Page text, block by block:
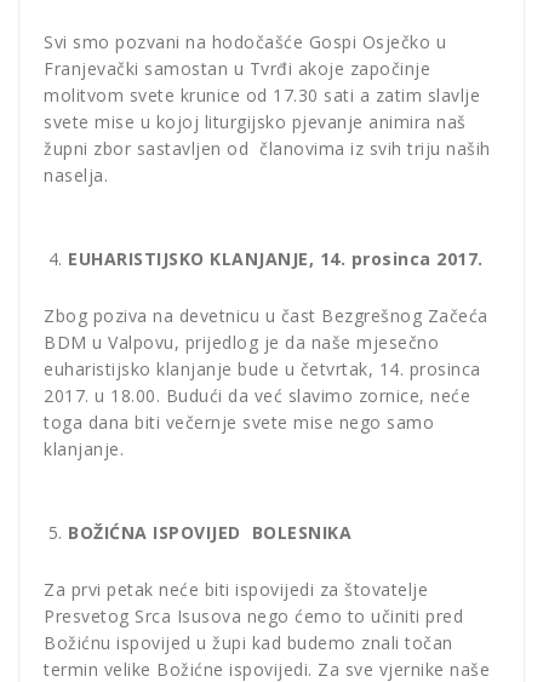
Svi smo pozvani na hodočašće Gospi Osječko u
Franjevački samostan u Tvrđi akoje započinje
molitvom svete krunice od 17.30 sati a zatim slavlje
svete mise u kojoj liturgijsko pjevanje animira naš
župni zbor sastavljen od članovima iz svih triju naših
naselja.
EUHARISTIJSKO KLANJANJE, 14. prosinca 2017.
Zbog poziva na devetnicu u čast Bezgrešnog Začeća
BDM u Valpovu, prijedlog je da naše mjesečno
euharistijsko klanjanje bude u četvrtak, 14. prosinca
2017. u 18.00. Budući da već slavimo zornice, neće
toga dana biti večernje svete mise nego samo
klanjanje.
BOŽIĆNA ISPOVIJED BOLESNIKA
Za prvi petak neće biti ispovijedi za štovatelje
Presvetog Srca Isusova nego ćemo to učiniti pred
Božićnu ispovijed u župi kad budemo znali točan
termin velike Božićne ispovijedi. Za sve vjernike naše